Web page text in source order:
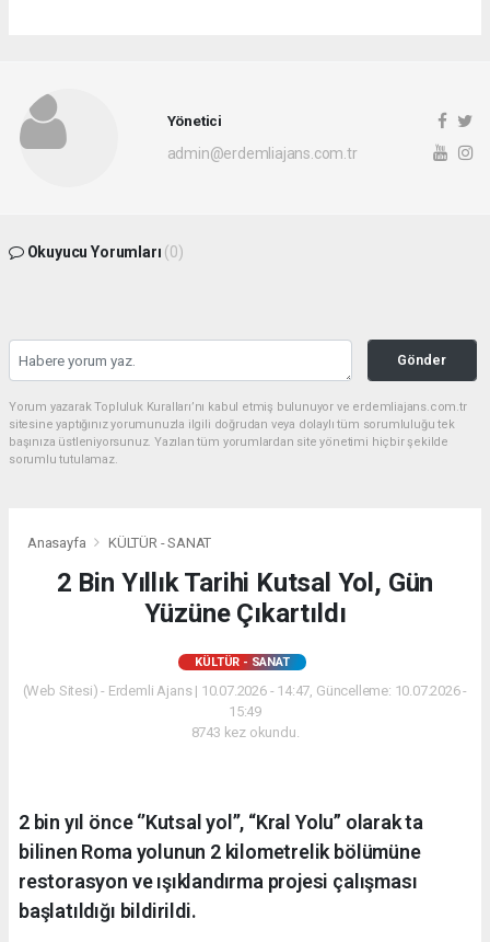
Yönetici
admin@erdemliajans.com.tr
Okuyucu Yorumları (0)
Gönder
Yorum yazarak Topluluk Kuralları’nı kabul etmiş bulunuyor ve erdemliajans.com.tr
sitesine yaptığınız yorumunuzla ilgili doğrudan veya dolaylı tüm sorumluluğu tek
başınıza üstleniyorsunuz. Yazılan tüm yorumlardan site yönetimi hiçbir şekilde
sorumlu tutulamaz.
Anasayfa KÜLTÜR - SANAT
2 Bin Yıllık Tarihi Kutsal Yol, Gün
Yüzüne Çıkartıldı
KÜLTÜR - SANAT
(Web Sitesi) - Erdemli Ajans | 10.07.2026 - 14:47, Güncelleme: 10.07.2026 -
15:49
8743 kez okundu.
2 bin yıl önce ‘’Kutsal yol’’, “Kral Yolu” olarak ta
bilinen Roma yolunun 2 kilometrelik bölümüne
restorasyon ve ışıklandırma projesi çalışması
başlatıldığı bildirildi.